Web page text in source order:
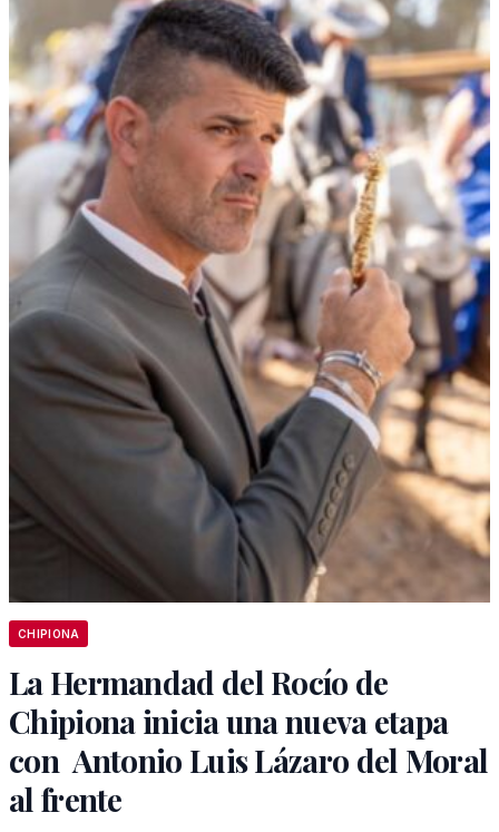
CHIPIONA
La Hermandad del Rocío de
Chipiona inicia una nueva etapa
con Antonio Luis Lázaro del Moral
al frente